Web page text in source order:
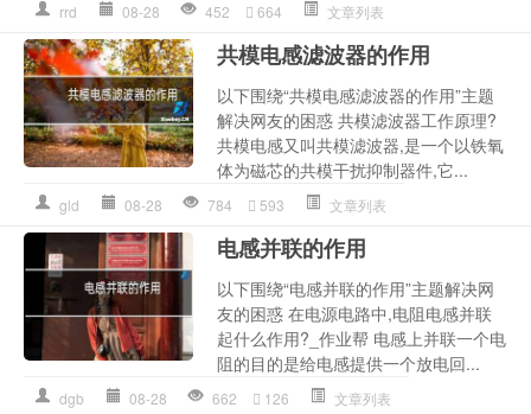
rrd 08-28 452 664 文章列表
共模电感滤波器的作用
以下围绕“共模电感滤波器的作用”主题
解决网友的困惑 共模滤波器工作原理?
共模电感又叫共模滤波器,是一个以铁氧
体为磁芯的共模干扰抑制器件,它...
gld 08-28 784 593 文章列表
电感并联的作用
以下围绕“电感并联的作用”主题解决网
友的困惑 在电源电路中,电阻电感并联
起什么作用?_作业帮 电感上并联一个电
阻的目的是给电感提供一个放电回...
dgb 08-28 662 126 文章列表